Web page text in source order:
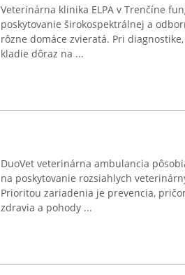
Veterinárna klinika ELPA v Trenčíne
poskytovanie širokospektrálnej a
rôzne domáce zvieratá. Pri
kladie dôraz na ...
DuoVet veterinárna ambulancia
na poskytovanie rozsiahlych
Prioritou zariadenia je prevencia,
zdravia a pohody ...